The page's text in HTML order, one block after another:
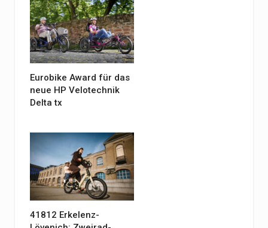
Eurobike Award für das
neue HP Velotechnik
Delta tx
41812 Erkelenz-